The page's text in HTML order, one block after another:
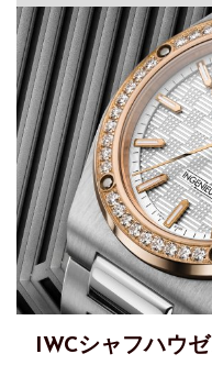
IWCシャフハウ